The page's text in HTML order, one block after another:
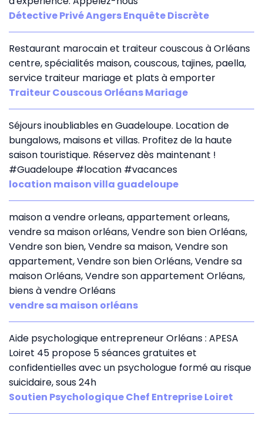
Détective Privé Angers Enquête Discrète
Restaurant marocain et traiteur couscous à Orléans
centre, spécialités maison, couscous, tajines, paella,
service traiteur mariage et plats à emporter
Traiteur Couscous Orléans Mariage
Séjours inoubliables en Guadeloupe. Location de
bungalows, maisons et villas. Profitez de la haute
saison touristique. Réservez dès maintenant !
#Guadeloupe #location #vacances
location maison villa guadeloupe
maison a vendre orleans, appartement orleans,
vendre sa maison orléans, Vendre son bien Orléans,
Vendre son bien, Vendre sa maison, Vendre son
appartement, Vendre son bien Orléans, Vendre sa
maison Orléans, Vendre son appartement Orléans,
biens à vendre Orléans
vendre sa maison orléans
Aide psychologique entrepreneur Orléans : APESA
Loiret 45 propose 5 séances gratuites et
confidentielles avec un psychologue formé au risque
suicidaire, sous 24h
Soutien Psychologique Chef Entreprise Loiret